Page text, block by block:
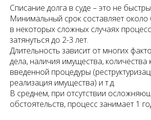
Списание долга в суде – это не
Минимальный срок составляет около
в некоторых сложных случаях
затянуться до 2-3 лет.
Длительность зависит от многих
дела, наличия имущества, количества
введенной процедуры
реализация имущества) и т.д.
В среднем, при отсутствии
обстоятельств, процесс занимает 1